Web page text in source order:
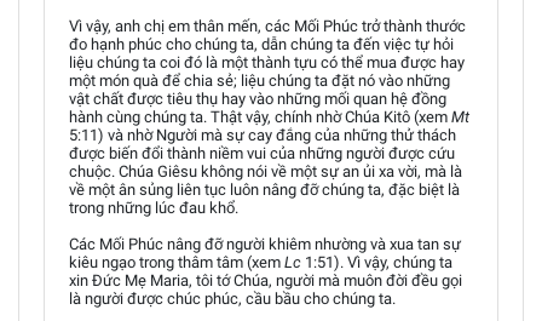
Vì vậy, anh chị em thân mến, các Mối Phúc trở thành thước
đo hạnh phúc cho chúng ta, dẫn chúng ta đến việc tự hỏi
liệu chúng ta coi đó là một thành tựu có thể mua được hay
một món quà để chia sẻ; liệu chúng ta đặt nó vào những
vật chất được tiêu thụ hay vào những mối quan hệ đồng
hành cùng chúng ta. Thật vậy, chính nhờ Chúa Kitô (xem Mt
5:11) và nhờ Người mà sự cay đắng của những thử thách
được biến đổi thành niềm vui của những người được cứu
chuộc. Chúa Giêsu không nói về một sự an ủi xa vời, mà là
về một ân sủng liên tục luôn nâng đỡ chúng ta, đặc biệt là
trong những lúc đau khổ.
Các Mối Phúc nâng đỡ người khiêm nhường và xua tan sự
kiêu ngạo trong thâm tâm (xem Lc 1:51). Vì vậy, chúng ta
xin Đức Mẹ Maria, tôi tớ Chúa, người mà muôn đời đều gọi
là người được chúc phúc, cầu bầu cho chúng ta.